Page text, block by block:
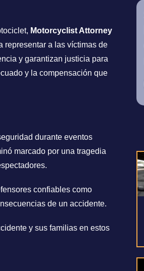
Motorcyclist Attorney
representar a las víctimas de
y garantizan justicia para
y la compensación que
durante eventos
marcado por una tragedia
confiables como
de un accidente.
y sus familias en estos